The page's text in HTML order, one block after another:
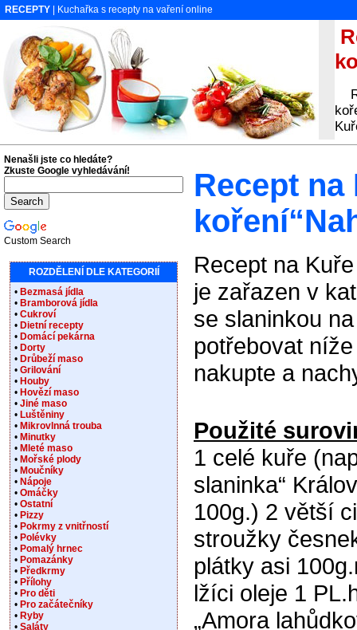
RECEPTY | Kuchařka s recepty na vaření online
Recept
Recept na
je zařazen v
se slaninkou
potřebovat
nakupte a
Použité
1 celé kuře
slaninka“
100g.) 2 větší
stroužky
plátky asi
lžíci oleje 1
„Amora
Nenašli jste co hledáte?
Zkuste Google vyhledávání!
Custom Search
ROZDĚLENÍ DLE KATEGORIÍ
• Bezmasá jídla
• Bramborová jídla
• Cukroví
• Dietní recepty
• Domácí pekárna
• Dorty
• Drůbeží maso
• Grilování
• Houby
• Hovězí maso
• Jiné maso
• Luštěniny
• Mikrovlnná trouba
• Minutky
• Mleté maso
• Mořské plody
• Moučníky
• Nápoje
• Omáčky
• Ostatní
• Pizzy
• Pokrmy z vnitřností
• Polévky
• Pomalý hrnec
• Pomazánky
• Předkrmy
• Přílohy
• Pro děti
• Pro začátečníky
• Ryby
• Saláty